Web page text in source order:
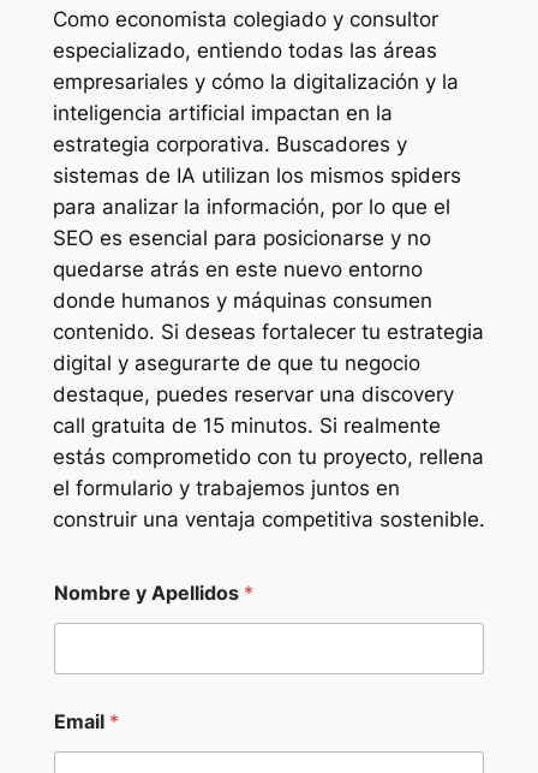
Como economista colegiado y consultor
especializado, entiendo todas las áreas
empresariales y cómo la digitalización y la
inteligencia artificial impactan en la
estrategia corporativa. Buscadores y
sistemas de IA utilizan los mismos spiders
para analizar la información, por lo que el
SEO es esencial para posicionarse y no
quedarse atrás en este nuevo entorno
donde humanos y máquinas consumen
contenido. Si deseas fortalecer tu estrategia
digital y asegurarte de que tu negocio
destaque, puedes reservar una discovery
call gratuita de 15 minutos. Si realmente
estás comprometido con tu proyecto, rellena
el formulario y trabajemos juntos en
construir una ventaja competitiva sostenible.
Nombre y Apellidos *
Email *